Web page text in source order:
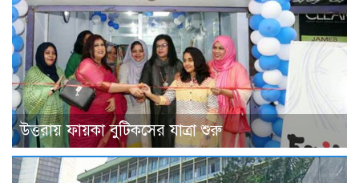
উত্তরায় ফায়কা বুটিকসের যাত্রা শুরু